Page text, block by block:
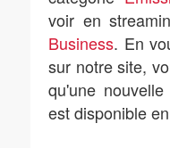
voir en
Business. En
sur notre site,
qu'une
est disponible